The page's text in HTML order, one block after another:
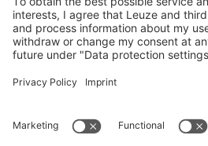
The Sensor
相关链接
时事通讯